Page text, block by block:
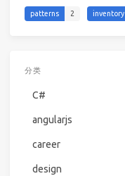
patterns 2 inventory
分类
C#
angularjs
career
design